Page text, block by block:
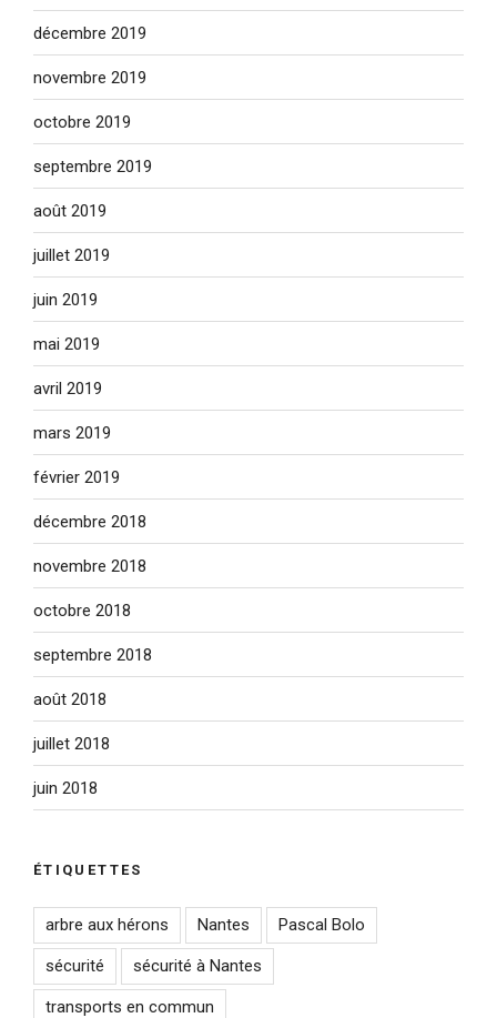
décembre 2019
novembre 2019
octobre 2019
septembre 2019
août 2019
juillet 2019
juin 2019
mai 2019
avril 2019
mars 2019
février 2019
décembre 2018
novembre 2018
octobre 2018
septembre 2018
août 2018
juillet 2018
juin 2018
ÉTIQUETTES
arbre aux hérons Nantes Pascal Bolo
sécurité sécurité à Nantes
transports en commun